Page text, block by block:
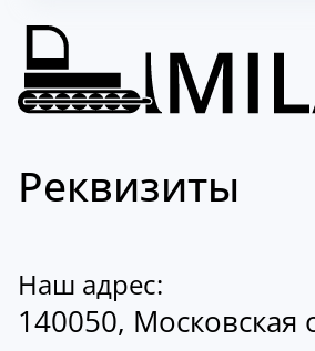
Реквизиты
Наш адрес:
140050,